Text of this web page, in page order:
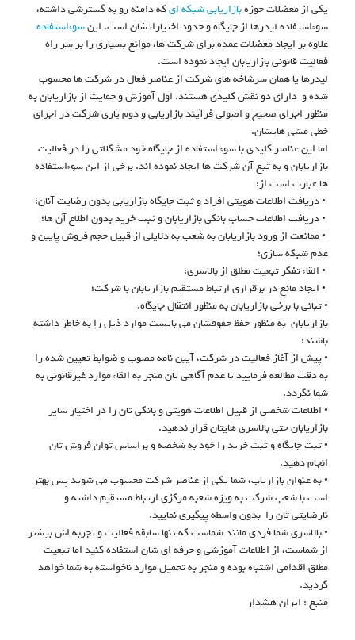
یکی از معضلات حوزهبازاریابی شبکه ایکه دامنه رو به گسترشی داشته،
سوءاستفاده لیدرها از جایگاه و حدود اختیاراتشان است. اینسوءاستفاده
علاوه بر ایجاد معضلات عمده برای شرکت ها، موانع بسیاری را بر سر راه
فعالیت قانونی بازاریابان ایجاد نموده است.
لیدرها یا همان سرشاخه های شرکت از عناصر فعال در شرکت ها محسوب
شده و دارای دو نقش کلیدی هستند. اول آموزش و حمایت از بازاریابان به
منظور اجرای صحیح و اصولی فرآیند بازاریابی و دوم یاری شرکت در اجرای
خطی مشی هایشان.
اما این عناصر کلیدی با سوء استفاده از جایگاه خود مشکلاتی را در فعالیت
بازاریابان و به تبع آن شرکت ها ایجاد نموده اند. برخی از این سوءاستفاده
ها عبارت است از:
• دریافت اطلاعات هویتی افراد و ثبت جایگاه بازاریابی بدون رضایت آنان؛
• دریافت اطلاعات حساب بانکی بازاریابان و ثبت خرید بدون اطلاع آن ها؛
• ممانعت از ورود بازاریابان به شعب به دلایلی از قبیل حجم فروش پایین و
عدم شبکه سازی؛
• القاء تفکر تبعیت مطلق از بالاسری؛
• ایجاد مانع در برقراری ارتباط مستقیم بازاریابان با شرکت؛
• تبانی با برخی بازاریابان به منظور انتقال جایگاه.
بازاریابان به منظور حفظ حقوقشان می بایست موارد ذیل را به خاطر داشته
باشند:
• پیش از آغاز فعالیت در شرکت، آیین نامه مصوب و ضوابط تعیین شده را
به دقت مطالعه فرمایید تا عدم آگاهی تان منجر به القاء موارد غیرقانونی به
شما نگردد.
• اطلاعات شخصی از قبیل اطلاعات هویتی و بانکی تان را در اختیار سایر
بازاریابان حتی بالاسری هایتان قرار ندهید.
• ثبت جایگاه و ثبت خرید را خود به شخصه و براساس توان فروش تان
انجام دهید.
• به عنوان بازاریاب، شما یکی از عناصر شرکت محسوب می شوید پس بهتر
است با شعب شرکت به ویژه شعبه مرکزی ارتباط مستقیم داشته و
نارضایتی تان را بدون واسطه پیگیری نمایید.
• بالاسری شما فردی مانند شماست که تنها سابقه فعالیت و تجربه اش بیشتر
از شماست، از اطلاعات آموزشی و حرفه ای شان استفاده کنید اما تبعیت
مطلق اقدامی اشتباه بوده و منجر به تحمیل موارد ناخواسته به شما خواهد
گردید.
منبع : ایران هشدار